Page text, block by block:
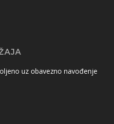
uz obavezno navođenje